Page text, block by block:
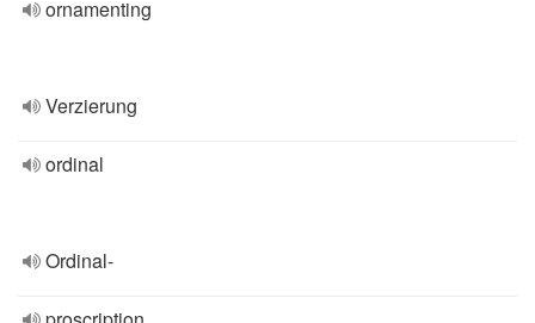
ornamenting
Verzierung
ordinal
Ordinal-